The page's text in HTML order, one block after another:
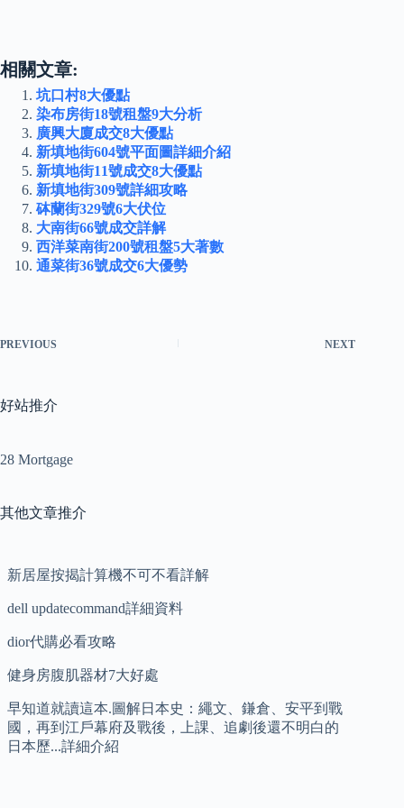
相關文章:
坑口村8大優點
染布房街18號租盤9大分析
廣興大廈成交8大優點
新填地街604號平面圖詳細介紹
新填地街11號成交8大優點
新填地街309號詳細攻略
砵蘭街329號6大伏位
大南街66號成交詳解
西洋菜南街200號租盤5大著數
通菜街36號成交6大優勢
PREVIOUS NEXT
好站推介
28 Mortgage
其他文章推介
新居屋按揭計算機不可不看詳解
dell updatecommand詳細資料
dior代購必看攻略
健身房腹肌器材7大好處
早知道就讀這本.圖解日本史：繩文、鎌倉、安平到戰
國，再到江戶幕府及戰後，上課、追劇後還不明白的
日本歷...詳細介紹